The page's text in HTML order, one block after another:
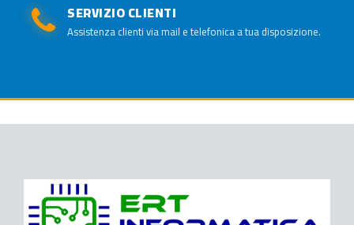
SERVIZIO CLIENTI
Assistenza clienti via mail e telefonica a tua disposizione.